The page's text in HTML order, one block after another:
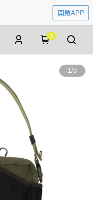
開啟APP
0
1/8